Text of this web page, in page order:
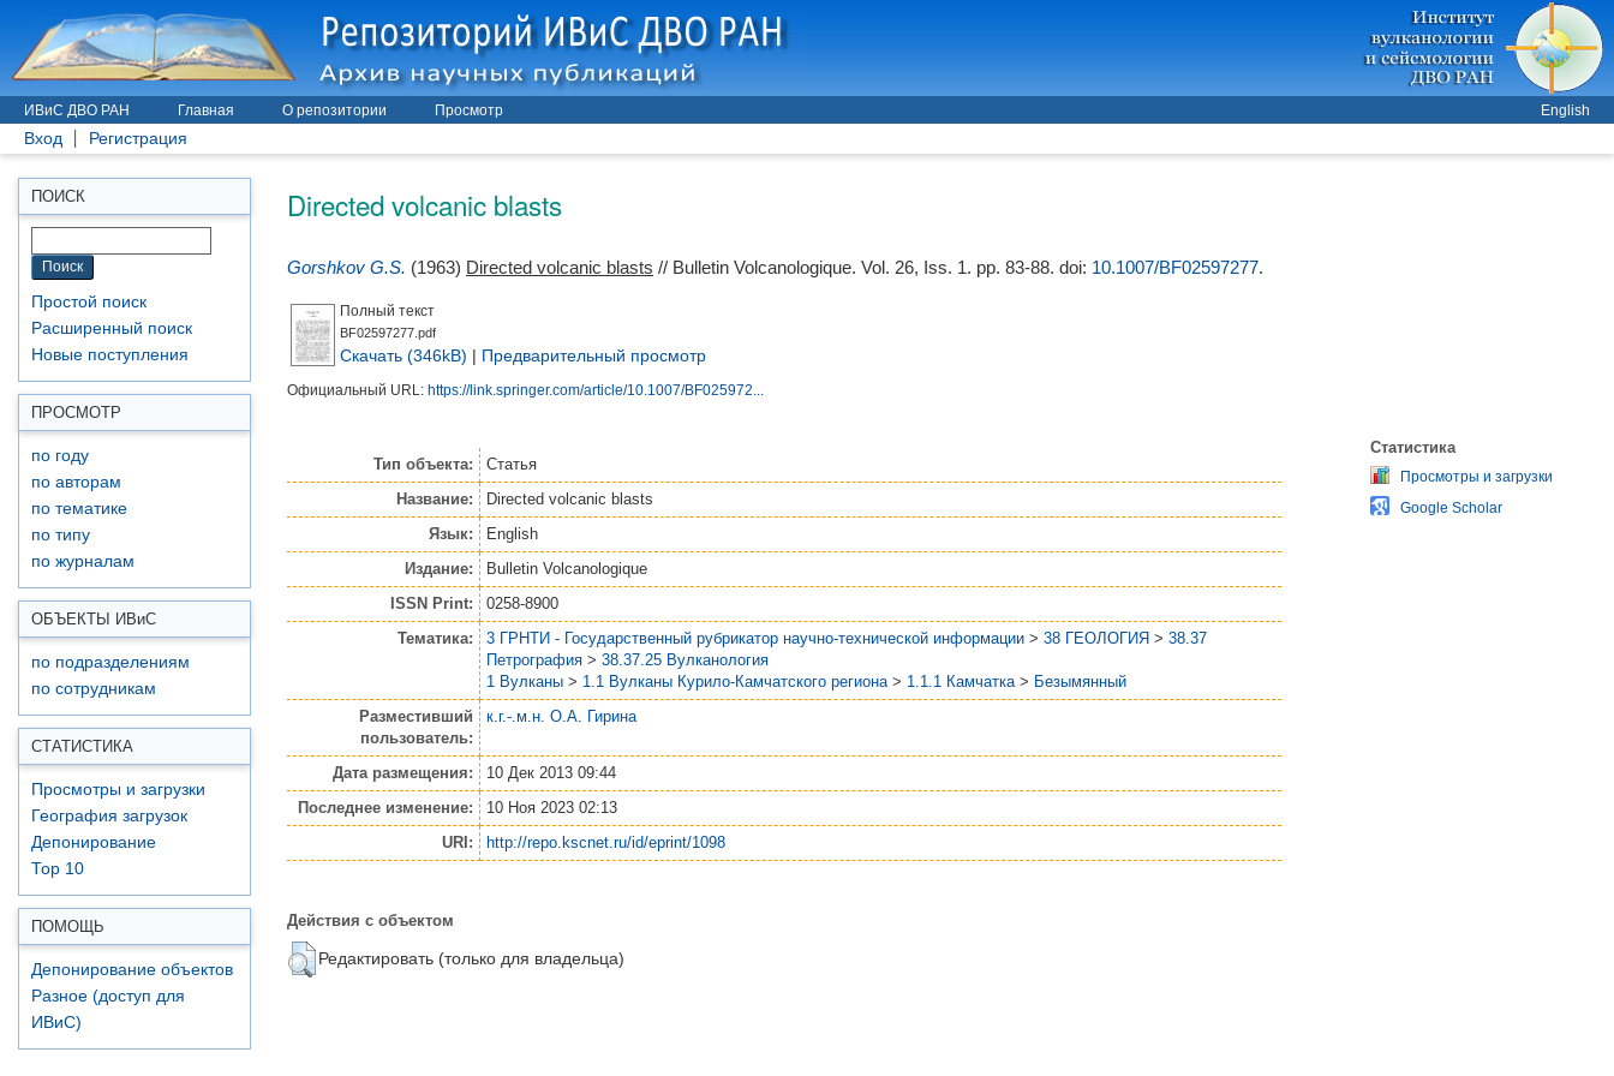
ИВиС ДВО РАН Главная О репозитории Просмотр English
Вход Регистрация
ПОИСК
Простой поиск
Расширенный поиск
Новые поступления
ПРОСМОТР
по году
по авторам
по тематике
по типу
по журналам
ОБЪЕКТЫ ИВиС
по подразделениям
по сотрудникам
СТАТИСТИКА
Просмотры и загрузки
География загрузок
Депонирование
Top 10
ПОМОЩЬ
Депонирование объектов
Разное (доступ для
ИВиС)
Directed volcanic blasts
Gorshkov G.S. (1963) Directed volcanic blasts // Bulletin Volcanologique. Vol. 26, Iss. 1. pp. 83-88. doi: 10.1007/BF02597277.
Полный текст
BF02597277.pdf
Скачать (346kB) | Предварительный просмотр
Официальный URL: https://link.springer.com/article/10.1007/BF025972...
Тип объекта:
Статья
Название:
Directed volcanic blasts
Язык:
English
Издание:
Bulletin Volcanologique
ISSN Print:
0258-8900
Тематика:
3 ГРНТИ - Государственный рубрикатор научно-технической информации > 38 ГЕОЛОГИЯ > 38.37
Петрография > 38.37.25 Вулканология
1 Вулканы > 1.1 Вулканы Курило-Камчатского региона > 1.1.1 Камчатка > Безымянный
Разместивший
пользователь:
к.г.-.м.н. О.А. Гирина
Дата размещения:
10 Дек 2013 09:44
Последнее изменение:
10 Ноя 2023 02:13
URI:
http://repo.kscnet.ru/id/eprint/1098
Действия с объектом
Редактировать (только для владельца)
Статистика
Просмотры и загрузки
Google Scholar